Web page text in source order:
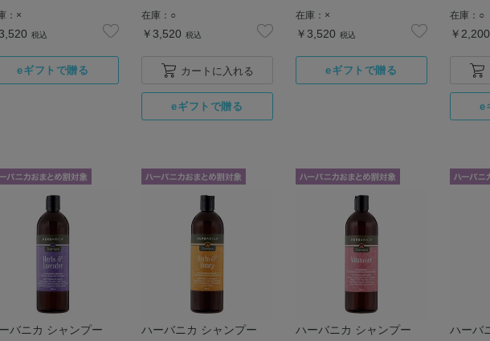
： ×
税込
在庫： ○
￥3,520 税込
カートに入れる
在庫： ×
￥3,520 税込
在庫： ○
￥2,200
バニカ シャンプー
ハーバニカ シャンプー
ハーバニカ シャンプー
ハーバ